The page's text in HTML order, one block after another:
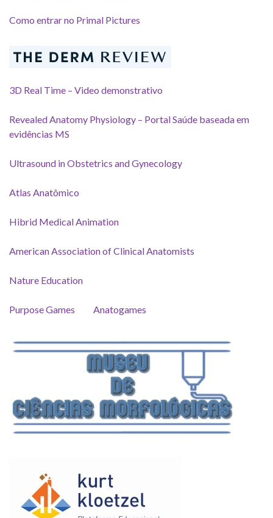
Como entrar no Primal Pictures
3D Real Time – Video demonstrativo
Revealed Anatomy Physiology – Portal Saúde baseada em
evidências MS
Ultrasound in Obstetrics and Gynecology
Atlas Anatômico
Hibrid Medical Animation
American Association of Clinical Anatomists
Nature Education
Purpose Games Anatogames